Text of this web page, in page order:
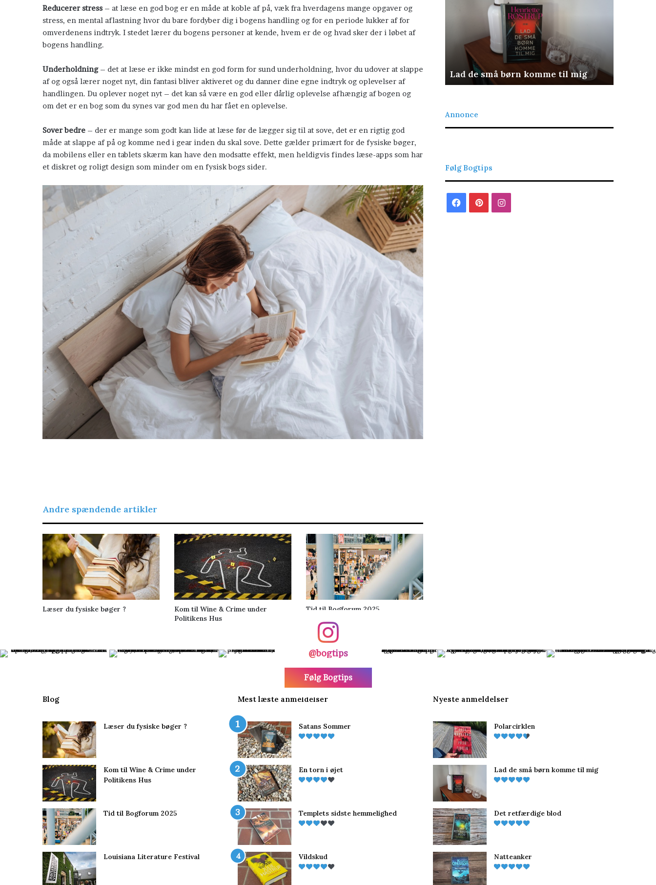
Reducerer stress – at læse en god bog er en måde at koble af på, væk fra hverdagens mange opgaver og
stress, en mental aflastning hvor du bare fordyber dig i bogens handling og for en periode lukker af for
omverdenens indtryk. I stedet lærer du bogens personer at kende, hvem er de og hvad sker der i løbet af
bogens handling.
Underholdning– det at læse er ikke mindst en god form for sund underholdning, hvor du udover at slappe
af og også lærer noget nyt, din fantasi bliver aktiveret og du danner dine egne indtryk og oplevelser af
handlingen. Du oplever noget nyt – det kan så være en god eller dårlig oplevelse afhængig af bogen og
om det er en bog som du synes var god men du har fået en oplevelse.
Sover bedre – der er mange som godt kan lide at læse før de lægger sig til at sove, det er en rigtig god
måde at slappe af på og komme ned i gear inden du skal sove. Dette gælder primært for de fysiske bøger,
da mobilens eller en tablets skærm kan have den modsatte effekt, men heldigvis findes læse-apps som har
et diskret og roligt design som minder om en fysisk bogs sider.
Andre spændende artikler
Læser du fysiske bøger ?
Kom til Wine & Crime under
Politikens Hus
Tid til Bogforum 2025
Hævnen tilhører mig Polarcirklen Lad de små børn komme til mig Det
Annonce
Følg Bogtips
Facebook
PinterestInstagram
@bogtips
Følg Bogtips
Blog
Læser du fysiske bøger ?
Kom til Wine & Crime under
Politikens Hus
Tid til Bogforum 2025
Louisiana Literature Festival
Mest læste anmeldelser
Satans Sommer
En torn i øjet
Templets sidste hemmelighed
Vildskud
Nyeste anmeldelser
Polarcirklen
Lad de små børn komme til mig
Det retfærdige blod
Natteanker